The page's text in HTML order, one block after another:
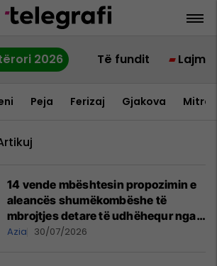
2026 Të fundit Lajme
Peja Ferizaj Gjakova
14 vende mbështesin propozimin e
aleancës shumëkombëshe të
mbrojtjes detare të udhëhequr nga
Arabia Saudite
Azia 30/07/2026